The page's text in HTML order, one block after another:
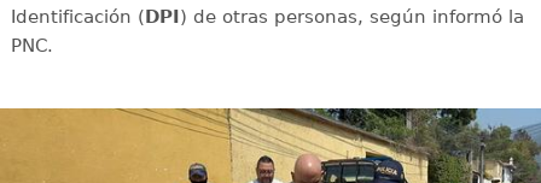
Identificación (DPI) de otras personas, según informó la
PNC.